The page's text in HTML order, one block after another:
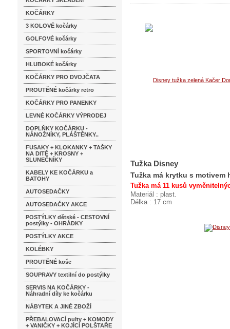
KOČÁRKY
3 KOLOVÉ kočárky
GOLFOVÉ kočárky
SPORTOVNÍ kočárky
HLUBOKÉ kočárky
KOČÁRKY PRO DVOJČATA
PROUTĚNÉ kočárky retro
KOČÁRKY PRO PANENKY
LEVNÉ KOČÁRKY VÝPRODEJ
DOPLŇKY KOČÁRKU -
NÁNOŽNÍKY, PLÁŠTĚNKY..
FUSAKY + KLOKANKY + TAŠKY
NA DITĚ + KROSNY +
SLUNEČNÍKY
KABELY KE KOČÁRKU a
BATOHY
AUTOSEDAČKY
AUTOSEDAČKY AKCE
POSTÝLKY dětské - CESTOVNÍ
postýlky - OHRÁDKY
POSTÝLKY AKCE
KOLÉBKY
PROUTĚNÉ koše
SOUPRAVY textilní do postýlky
SERVIS NA KOČÁRKY -
Náhradní díly ke kočárku
NÁBYTEK A JINÉ ZBOŽÍ
PŘEBALOVACÍ pulty + KOMODY
+ VANIČKY + KOJÍCÍ POLŠTAŘE
Tužka Disney
Tužka má krytku s
Tužka má 11 kusů
Materiál : plast.
Délka : 17 cm